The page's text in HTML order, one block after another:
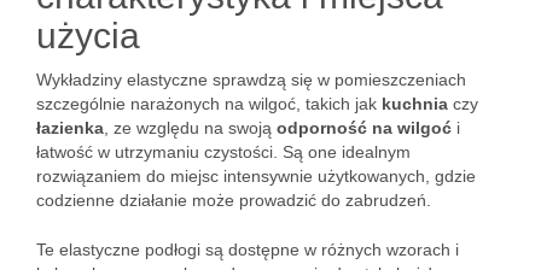
użycia
Wykładziny elastyczne sprawdzą się w pomieszczeniach
szczególnie narażonych na wilgoć, takich jak kuchnia czy
łazienka , ze względu na swoją odporność na wilgoć i
łatwość w utrzymaniu czystości. Są one idealnym
rozwiązaniem do miejsc intensywnie użytkowanych, gdzie
codzienne działanie może prowadzić do zabrudzeń.
Te elastyczne podłogi są dostępne w różnych wzorach i